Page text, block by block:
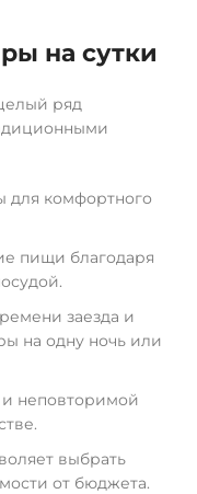
на сутки
ряд
для комфортного
пищи благодаря
заезда и
на одну ночь или
неповторимой
выбрать
от бюджета.